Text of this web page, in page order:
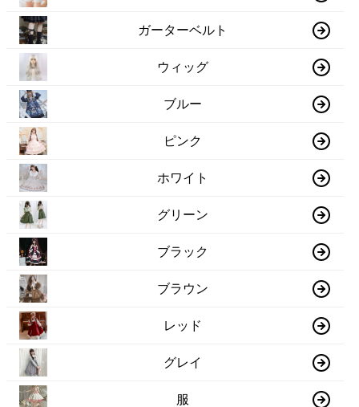
ガーターベルト
ウィッグ
ブルー
ピンク
ホワイト
グリーン
ブラック
ブラウン
レッド
グレイ
服